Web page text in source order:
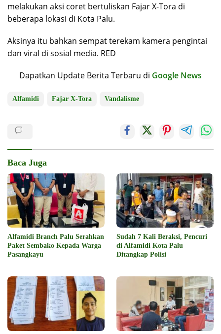
melakukan aksi coret bertuliskan Fajar X-Tora di
beberapa lokasi di Kota Palu.
Aksinya itu bahkan sempat terekam kamera pengintai
dan viral di sosial media. RED
Dapatkan Update Berita Terbaru di Google News
Alfamidi Fajar X-Tora Vandalisme
Baca Juga
Alfamidi Branch Palu Serahkan
Paket Sembako Kepada Warga
Pasangkayu
Sudah 7 Kali Beraksi, Pencuri
di Alfamidi Kota Palu
Ditangkap Polisi